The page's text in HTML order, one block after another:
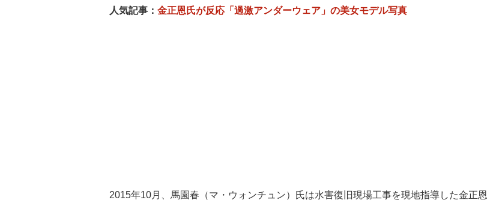
人気記事： 金正恩氏が反応「過激アンダーウェア」の美女モデル写真
2015年10月、馬園春（マ・ウォンチュン）氏は水害復旧現場工事を現地指導した金正恩